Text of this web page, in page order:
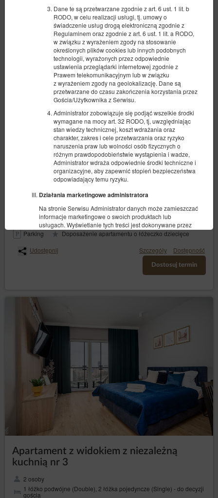
Dane te są przetwarzane zgodnie z art. 6 ust. 1 lit. b
RODO, w celu realizacji usługi, tj. umowy o
świadczenie usług drogą elektroniczną zgodnie z
Regulaminem oraz zgodnie z art. 6 ust. 1 lit. a RODO,
w związku z wyrażeniem zgody na stosowanie
określonych plików cookies lub innych podobnych
technologii, wyrażonych przez odpowiednie
ustawienia przeglądarki internetowej zgodnie z
Prawem telekomunikacyjnym lub w związku
z wyrażeniem zgody na geolokalizację. Dane są
przetwarzane do czasu zakończenia korzystania przez
Gościa/Użytkownika z Serwisu.
Administrator zobowiązuje się podjąć wszelkie środki
wymagane na mocy art. 32 RODO, tj, uwzględniając
stan wiedzy technicznej, koszt wdrażania oraz
charakter, zakres i cele przetwarzania oraz ryzyko
naruszenia praw lub wolności osób fizycznych o
różnym prawdopodobieństwie wystąpienia i wadze,
Administrator wdraża odpowiednie środki techniczne i
organizacyjne, aby zapewnić stopień bezpieczeństwa
odpowiadający temu ryzyku.
Działania marketingowe administratora
Na stronie Serwisu Administrator danych może zamieszczać
informacje marketingowe o swoich produktach lub
usługach. Wyświetlanie tych treści jest dokonywane przez
Administratora danych zgodnie z art. 6 ust.1 lit. f RODO, tj.
danych polegającym na publikacji treści związanych ze
świadczonymi usługami oraz treści promocyjnych akcji, w
które Administrator danych jest zaangażowany.
Jednocześnie działanie to nie narusza praw i wolności
Odbiorcy danych Użytkowników
Administrator danych ujawnia dane osobowe Użytkowników
wyłącznie podmiotom przetwarzającym na mocy zawartych
umów powierzenia przetwarzania danych osobowych w
celu realizacji usług na rzecz Administratora danych, np.
hostingu i obsługi Strony, usługi IT, obsługi marketingowej i
PR.
Przesyłanie danych osobowych do państw trzecich
Dane osobowe nie będą przetwarzane w państwach
Prawa osób, których dane dotyczą
Każda osoba, której dane dotyczą, ma prawo:
dostępu (art. 15 RODO)– uzyskania od
następujących informacji: o celach
Apartament z widokiem typu studio nr 2
1 łóżko podwójne (Double)
360,00 zł
(obiekt niedostępny w wybranym terminie):
07.08.2026 - 08.08.2026 (1 noc)
Parking
Doposażenie apartamentu o łóżeczko dziecięce
Udostępnij
Szczegóły Dostępność
Dostosuj termin
Apartament z widokiem z niezależną
kuchnią nr 3
2 osoby
1 łóżko podwójne (Double), 2 łóżka pojedyncze (Single) - do decyzji
gościa